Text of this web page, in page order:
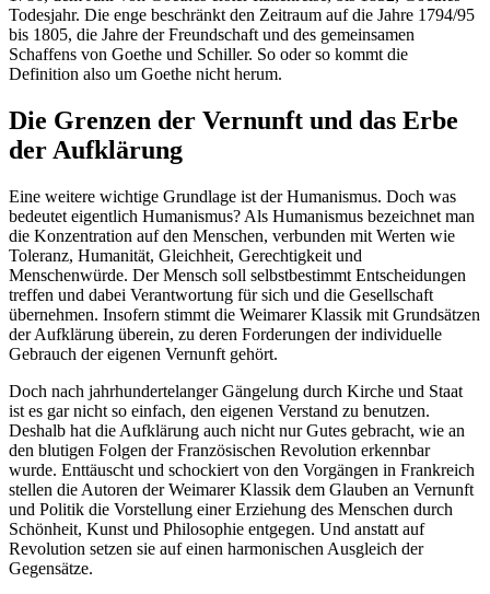
Todesjahr. Die enge beschränkt den Zeitraum auf die Jahre 1794/95
bis 1805, die Jahre der Freundschaft und des gemeinsamen
Schaffens von Goethe und Schiller. So oder so kommt die
Definition also um Goethe nicht herum.
Die Grenzen der Vernunft und das Erbe
der Aufklärung
Eine weitere wichtige Grundlage ist der Humanismus. Doch was
bedeutet eigentlich Humanismus? Als Humanismus bezeichnet man
die Konzentration auf den Menschen, verbunden mit Werten wie
Toleranz, Humanität, Gleichheit, Gerechtigkeit und
Menschenwürde. Der Mensch soll selbstbestimmt Entscheidungen
treffen und dabei Verantwortung für sich und die Gesellschaft
übernehmen. Insofern stimmt die Weimarer Klassik mit Grundsätzen
der Aufklärung überein, zu deren Forderungen der individuelle
Gebrauch der eigenen Vernunft gehört.
Doch nach jahrhundertelanger Gängelung durch Kirche und Staat
ist es gar nicht so einfach, den eigenen Verstand zu benutzen.
Deshalb hat die Aufklärung auch nicht nur Gutes gebracht, wie an
den blutigen Folgen der Französischen Revolution erkennbar
wurde. Enttäuscht und schockiert von den Vorgängen in Frankreich
stellen die Autoren der Weimarer Klassik dem Glauben an Vernunft
und Politik die Vorstellung einer Erziehung des Menschen durch
Schönheit, Kunst und Philosophie entgegen. Und anstatt auf
Revolution setzen sie auf einen harmonischen Ausgleich der
Gegensätze.